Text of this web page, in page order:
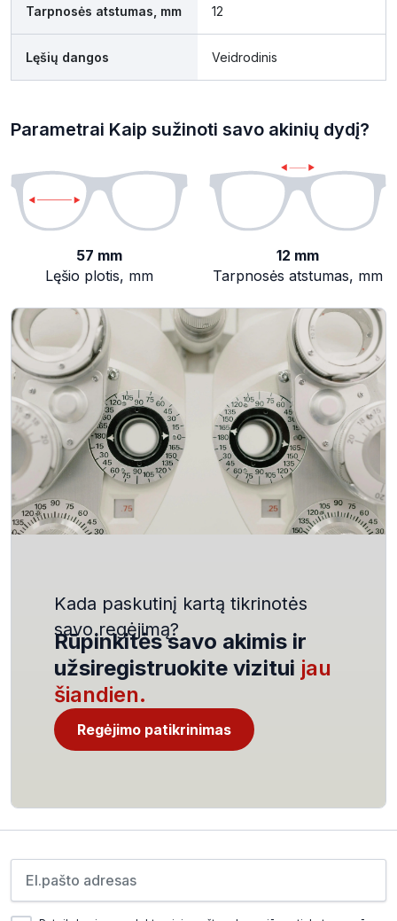
Tarpnosės atstumas, mm 12
Lęšių dangos Veidrodinis
Parametrai Kaip sužinoti savo akinių dydį?
57 mm
Lęšio plotis, mm
12 mm
Tarpnosės atstumas, mm
Kada paskutinį kartą tikrinotės
savo regėjimą?
Rūpinkitės savo akimis ir
užsiregistruokite vizitui jau
šiandien.
Regėjimo patikrinimas